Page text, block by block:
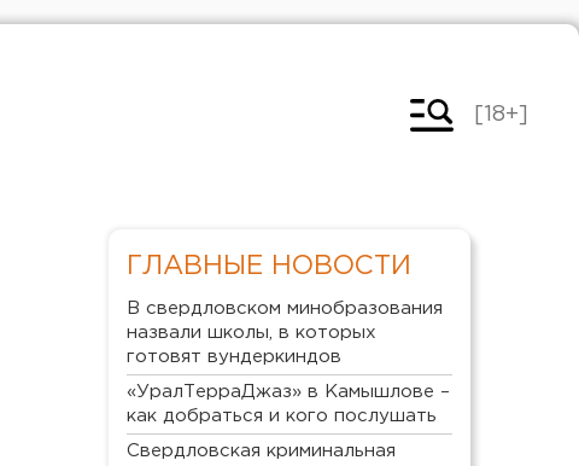
[18+]
ГЛАВНЫЕ НОВОСТИ
В свердловском минобразования
назвали школы, в которых
готовят вундеркиндов
«УралТерраДжаз» в Камышлове –
как добраться и кого послушать
Свердловская криминальная